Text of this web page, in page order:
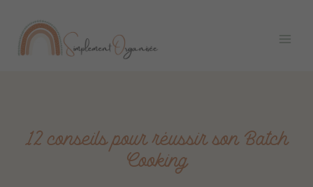
contenu
Menu
12 conseils pour réussir son Batch
Cooking
articles